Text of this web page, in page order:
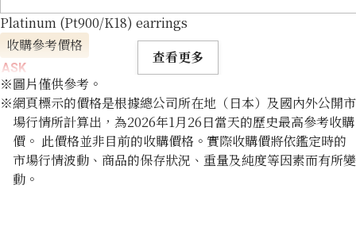
Platinum (Pt900/K18) earrings
收購參考價格
ASK
查看更多
※圖片僅供參考。
※網頁標示的價格是根據總公司所在地（日本）及國內外公開市
場行情所計算出，為2026年1月26日當天的歷史最高參考收購
價。 此價格並非目前的收購價格。實際收購價將依鑑定時的
市場行情波動、商品的保存狀況、重量及純度等因素而有所變
動。